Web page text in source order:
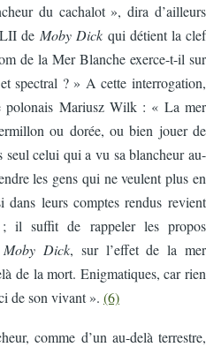
du cachalot », dira d’ailleurs
de Moby Dickqui détient la clef
de la Mer Blanche exerce-t-il sur
spectral ? » A cette interrogation,
polonais Mariusz Wilk : « La mer
ou dorée, ou bien jouer de
seul celui qui a vu sa blancheur au-
les gens qui ne veulent plus en
dans leurs comptes rendus revient
; il suffit de rappeler les propos
Moby Dick, sur l’effet de la mer
de la mort. Enigmatiques, car rien
de son vivant ». (6)
comme d’un au-delà terrestre,